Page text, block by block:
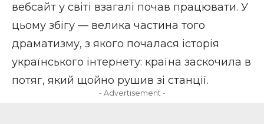
вебсайт у світі взагалі почав працювати. У
цьому збігу — велика частина того
драматизму, з якого почалася історія
українського інтернету: країна заскочила в
потяг, який щойно рушив зі станції.
- Advertisement -